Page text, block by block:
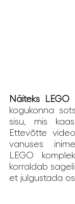
Näiteks LEGO
kogukonna
sisu, mis
Ettevõtte
vanuses
LEGO
korraldab
et julgustada